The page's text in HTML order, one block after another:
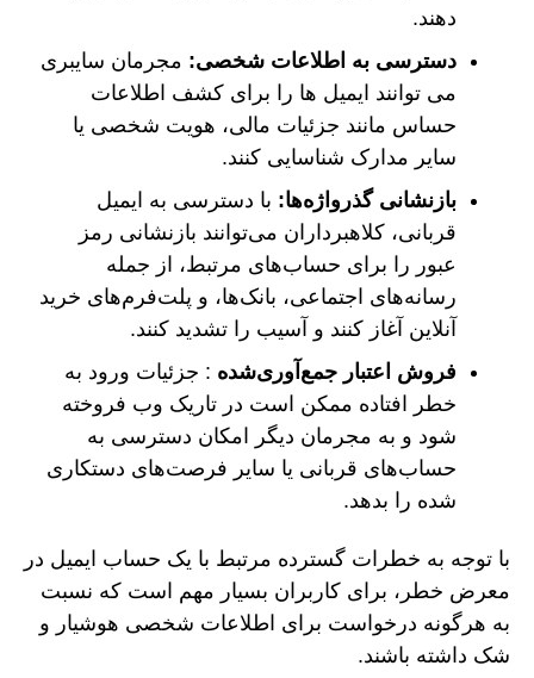
دهند.
دسترسی به اطلاعات شخصی: مجرمان سایبری
می توانند ایمیل ها را برای کشف اطلاعات
حساس مانند جزئیات مالی، هویت شخصی یا
سایر مدارک شناسایی کنند.
بازنشانی گذرواژه‌ها: با دسترسی به ایمیل
قربانی، کلاهبرداران می‌توانند بازنشانی رمز
عبور را برای حساب‌های مرتبط، از جمله
رسانه‌های اجتماعی، بانک‌ها، و پلت‌فرم‌های خرید
آنلاین آغاز کنند و آسیب را تشدید کنند.
فروش اعتبار جمع‌آوری‌شده : جزئیات ورود به
خطر افتاده ممکن است در تاریک وب فروخته
شود و به مجرمان دیگر امکان دسترسی به
حساب‌های قربانی یا سایر فرصت‌های دستکاری
شده را بدهد.
با توجه به خطرات گسترده مرتبط با یک حساب ایمیل در
معرض خطر، برای کاربران بسیار مهم است که نسبت
به هرگونه درخواست برای اطلاعات شخصی هوشیار و
شک داشته باشند.